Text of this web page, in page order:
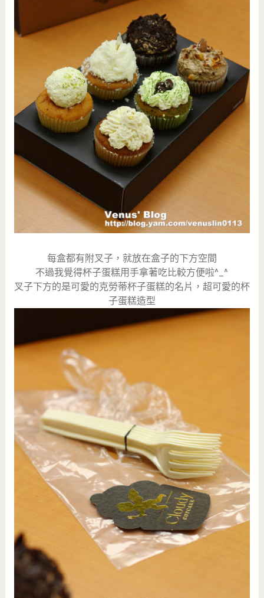
每盒都有附叉子，就放在盒子的下方空間
不過我覺得杯子蛋糕用手拿著吃比較方便啦^_^
叉子下方的是可愛的克勞蒂杯子蛋糕的名片，超可愛的杯
子蛋糕造型